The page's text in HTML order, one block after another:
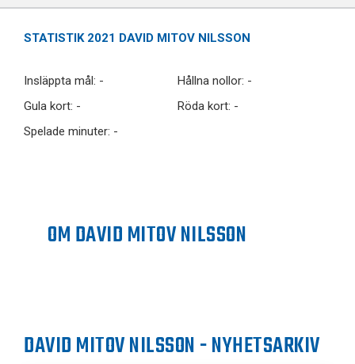
STATISTIK 2021 DAVID MITOV NILSSON
Insläppta mål: -
Hållna nollor: -
Gula kort: -
Röda kort: -
Spelade minuter: -
OM DAVID MITOV NILSSON
DAVID MITOV NILSSON - NYHETSARKIV